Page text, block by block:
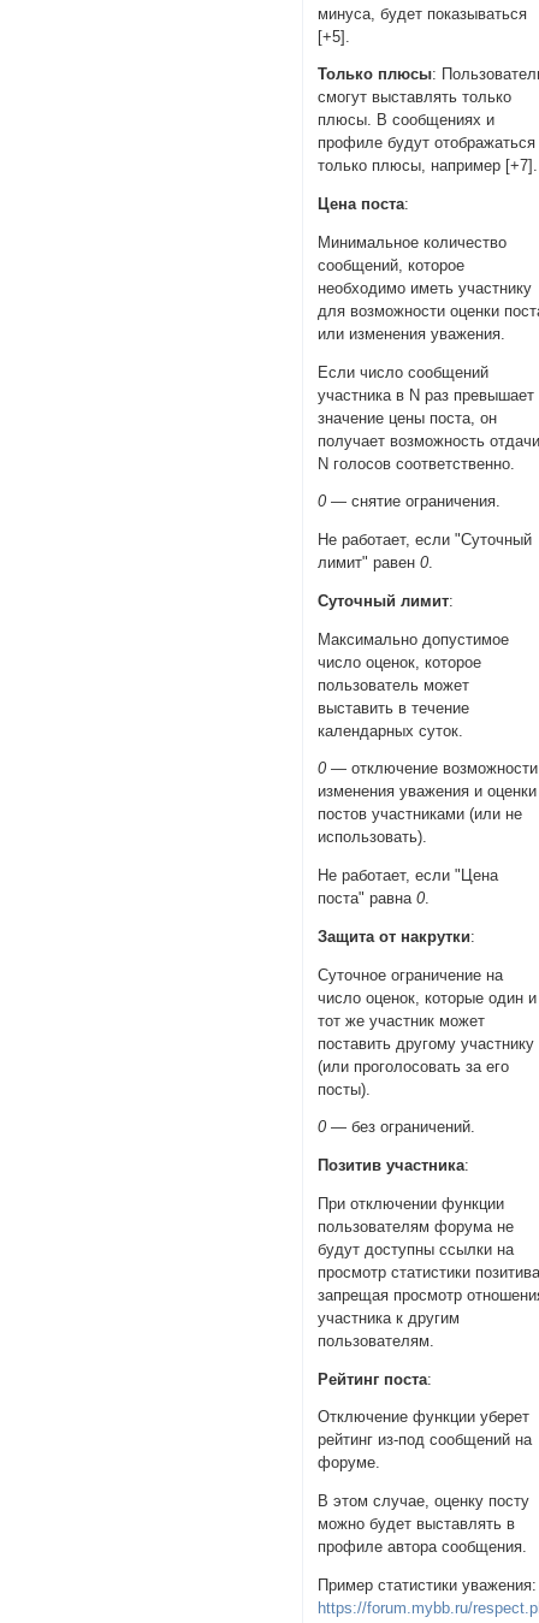
минуса, будет показываться
[+5].
Только плюсы:
смогут выставлять только
плюсы. В сообщениях и
профиле будут отображаться
только плюсы, например [+7].
Цена поста:
Минимальное количество
сообщений, которое
необходимо иметь участнику
для возможности оценки
или изменения уважения.
Если число сообщений
участника в N раз превышает
значение цены поста, он
получает возможность
N голосов соответственно.
0 — снятие ограничения.
Не работает, если "Суточный
лимит" равен0.
Суточный лимит:
Максимально допустимое
число оценок, которое
пользователь может
выставить в течение
календарных суток.
0 — отключение возможности
изменения уважения и оценки
постов участниками (или не
использовать).
Не работает, если "Цена
поста" равна0.
Защита от накрутки:
Суточное ограничение на
число оценок, которые один и
тот же участник может
поставить другому участнику
(или проголосовать за его
посты).
0 — без ограничений.
Позитив участника:
При отключении функции
пользователям форума не
будут доступны ссылки на
просмотр статистики
запрещая просмотр
участника к другим
пользователям.
Рейтинг поста:
Отключение функции уберет
рейтинг из-под сообщений на
форуме.
В этом случае, оценку посту
можно будет выставлять в
профиле автора сообщения.
Пример статистики уважения:
https://forum.mybb.ru/